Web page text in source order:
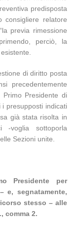
predisposta
consigliere relatore
previa rimessione
perciò, la
di diritto posta
precedentemente
Presidente di
presupposti indicati
già stata risolta in
-voglia sottoporla
Sezioni unite.
Presidente per
e, segnatamente,
stesso – alle
comma 2.